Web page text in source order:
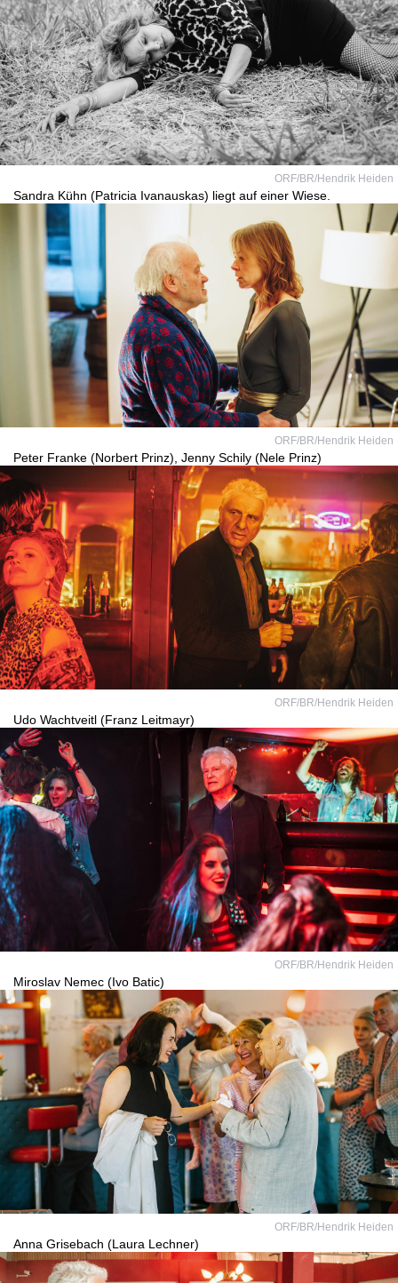
ORF/BR/Hendrik Heiden
Sandra Kühn (Patricia Ivanauskas) liegt auf einer Wiese.
ORF/BR/Hendrik Heiden
Peter Franke (Norbert Prinz), Jenny Schily (Nele Prinz)
ORF/BR/Hendrik Heiden
Udo Wachtveitl (Franz Leitmayr)
ORF/BR/Hendrik Heiden
Miroslav Nemec (Ivo Batic)
ORF/BR/Hendrik Heiden
Anna Grisebach (Laura Lechner)